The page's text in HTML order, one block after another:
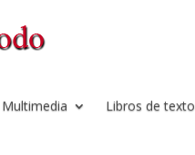
Multimedia Libros de texto